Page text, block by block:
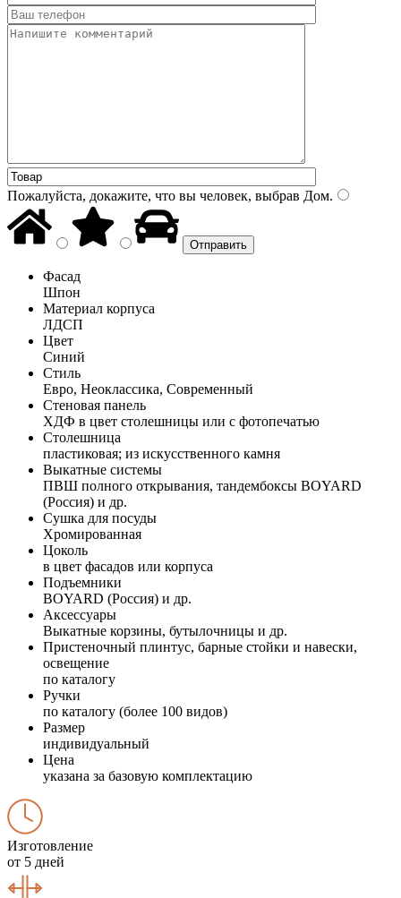
Пожалуйста, докажите, что вы человек, выбрав Дом.
Фасад
Шпон
Материал корпуса
ЛДСП
Цвет
Синий
Стиль
Евро, Неоклассика, Современный
Стеновая панель
ХДФ в цвет столешницы или с фотопечатью
Столешница
пластиковая; из искусственного камня
Выкатные системы
ПВШ полного открывания, тандембоксы BOYARD
(Россия) и др.
Сушка для посуды
Хромированная
Цоколь
в цвет фасадов или корпуса
Подъемники
BOYARD (Россия) и др.
Аксессуары
Выкатные корзины, бутылочницы и др.
Пристеночный плинтус, барные стойки и навески,
освещение
по каталогу
Ручки
по каталогу (более 100 видов)
Размер
индивидуальный
Цена
указана за базовую комплектацию
Изготовление
от 5 дней